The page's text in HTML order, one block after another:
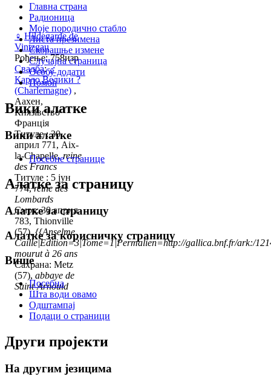
♀ Hildegarde de
Vintzgau
Рођење: 758изр
Свадба:♂
Карло Велики ?
(Charlemagne) ,
Аахен,
Князівство
Франція
Титуле : 30
април 771, Aix-
la-Chapelle,reine
des Francs
Титуле : 5 јун
774,reine des
Lombards
Смрт: 30 април
783, Thionville
(57),{{Anselme
Caille|Edition=3|Tome=1|Permalien=http://gallica.bnf.fr/ark:/
mourut à 26 ans
Сахрана: Metz
(57), abbaye de
Saint-Arnould
Главна страна
Радионица
Моје породично стабло
Листа презимена
Скорашње измене
Случајна страница
Особу додати
Помоћ
Вики алатке
Вики алатке
Посебне странице
Алатке за страницу
Алатке за страницу
Алатке за корисничку страницу
Више
Посебна
Шта води овамо
Одштампај
Подаци о страници
Други пројекти
На другим језицима